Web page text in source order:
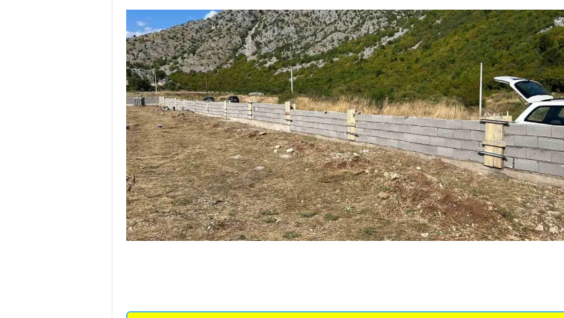
Čapljina: Održan koncert
profesora Olivera Kerna na
klaviru
7 kolovoza, 2026